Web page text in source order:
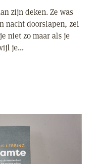
zijn deken. Ze was
nacht doorslapen, zei
niet zo maar als je
je...